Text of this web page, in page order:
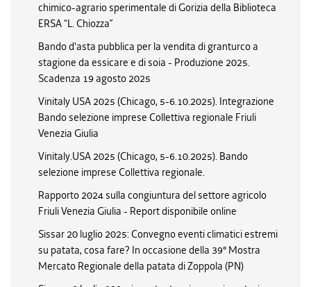
chimico-agrario sperimentale di Gorizia della Biblioteca
ERSA “L. Chiozza”
Bando d'asta pubblica per la vendita di granturco a
stagione da essicare e di soia - Produzione 2025.
Scadenza 19 agosto 2025
Vinitaly USA 2025 (Chicago, 5-6.10.2025). Integrazione
Bando selezione imprese Collettiva regionale Friuli
Venezia Giulia
Vinitaly.USA 2025 (Chicago, 5-6.10.2025). Bando
selezione imprese Collettiva regionale.
Rapporto 2024 sulla congiuntura del settore agricolo
Friuli Venezia Giulia - Report disponibile online
Sissar 20 luglio 2025: Convegno eventi climatici estremi
su patata, cosa fare? In occasione della 39° Mostra
Mercato Regionale della patata di Zoppola (PN)